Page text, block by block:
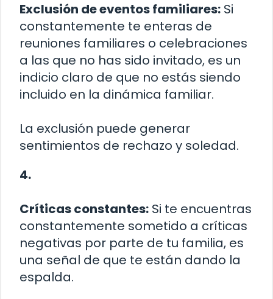
Exclusión de eventos familiares: Si
constantemente te enteras de
reuniones familiares o celebraciones
a las que no has sido invitado, es un
indicio claro de que no estás siendo
incluido en la dinámica familiar.
La exclusión puede generar
sentimientos de rechazo y soledad.
4.
Críticas constantes: Si te encuentras
constantemente sometido a críticas
negativas por parte de tu familia, es
una señal de que te están dando la
espalda.